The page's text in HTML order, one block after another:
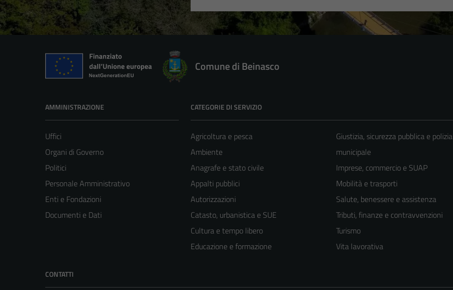
Comune di Beinasco
AMMINISTRAZIONE
Uffici
Organi di Governo
Politici
Personale Amministrativo
Enti e Fondazioni
Documenti e Dati
CATEGORIE DI SERVIZIO
Agricoltura e pesca
Ambiente
Anagrafe e stato civile
Appalti pubblici
Autorizzazioni
Catasto, urbanistica e SUE
Cultura e tempo libero
Educazione e formazione
Giustizia, sicurezza pubblica e polizia
municipale
Imprese, commercio e SUAP
Mobilità e trasporti
Salute, benessere e assistenza
Tributi, finanze e contravvenzioni
Turismo
Vita lavorativa
CONTATTI